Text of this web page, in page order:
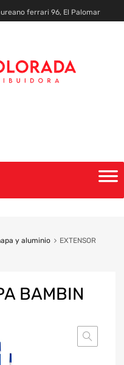
ferrari 96, El Palomar
y aluminio
EXTENSOR
BAMBIN